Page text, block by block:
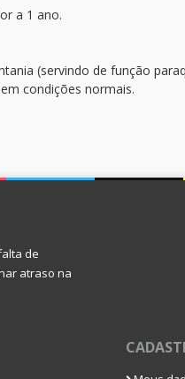
a 1 ano.
(servindo de função
condições normais.
de
atraso na